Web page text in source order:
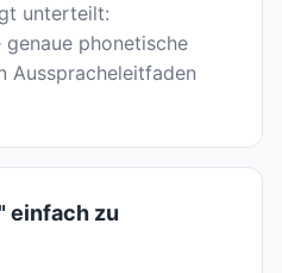
unterteilt:
genaue phonetische
Ausspracheleitfaden
einfach zu